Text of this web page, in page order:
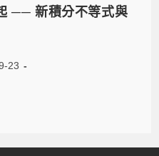
── 新積分不等式與
23